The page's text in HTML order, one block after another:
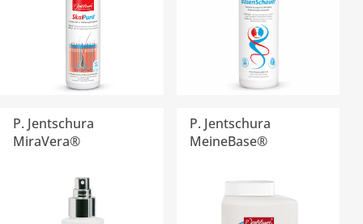
P. Jentschura
MiraVera®
P. Jentschura
MeineBase®